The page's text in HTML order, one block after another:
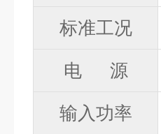
标准工况
电 源
输入功率